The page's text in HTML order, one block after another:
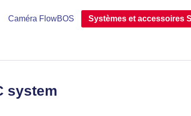
Caméra FlowBOS Systèmes et accessoires
system